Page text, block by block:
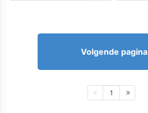
Volgende pagina
1